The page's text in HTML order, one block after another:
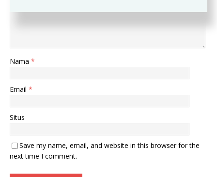
Nama *
Email *
Situs
Save my name, email, and website in this browser for the
next time I comment.